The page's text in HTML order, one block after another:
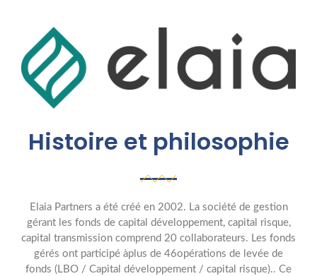
Histoire et philosophie
Elaia Partners a été créé en 2002. La société de gestion
gérant les fonds de capital développement, capital risque,
capital transmission comprend 20 collaborateurs. Les fonds
gérés ont participé àplus de 46opérations de levée de
fonds (LBO / Capital développement / capital risque).. Ce